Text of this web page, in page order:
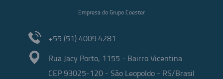
Empresa do Grupo Coester
+55 (51) 4009.4281
Rua Jacy Porto, 1155 - Bairro Vicentina
CEP 93025-120 - São Leopoldo - RS/Brasil